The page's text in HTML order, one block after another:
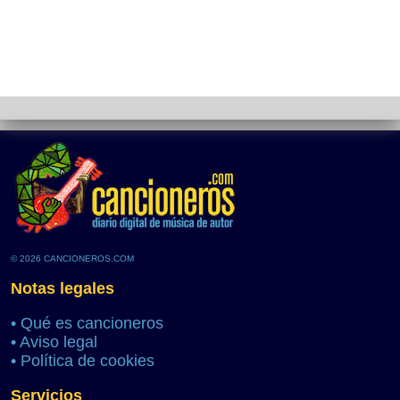
© 2026 CANCIONEROS.COM
Notas legales
• Qué es cancioneros
• Aviso legal
• Política de cookies
Servicios